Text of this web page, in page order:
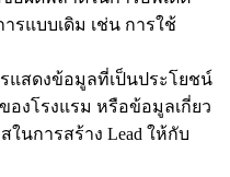
รแบบเดิม เช่น การใช้
แสดงข้อมูลที่เป็นประโยชน์
องโรงแรม หรือข้อมูลเกี่ยว
ในการสร้าง Lead ให้กับ